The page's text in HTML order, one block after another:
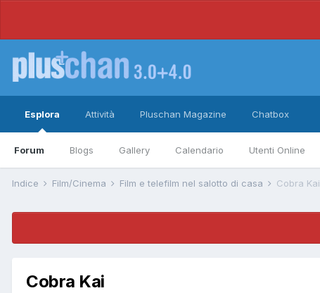
Esplora
Forum Blogs Gallery Calendario Utenti Online
Attività Pluschan Magazine Chatbox
Indice Film/Cinema Film e telefilm nel salotto di casa Cobra Kai
Cobra Kai